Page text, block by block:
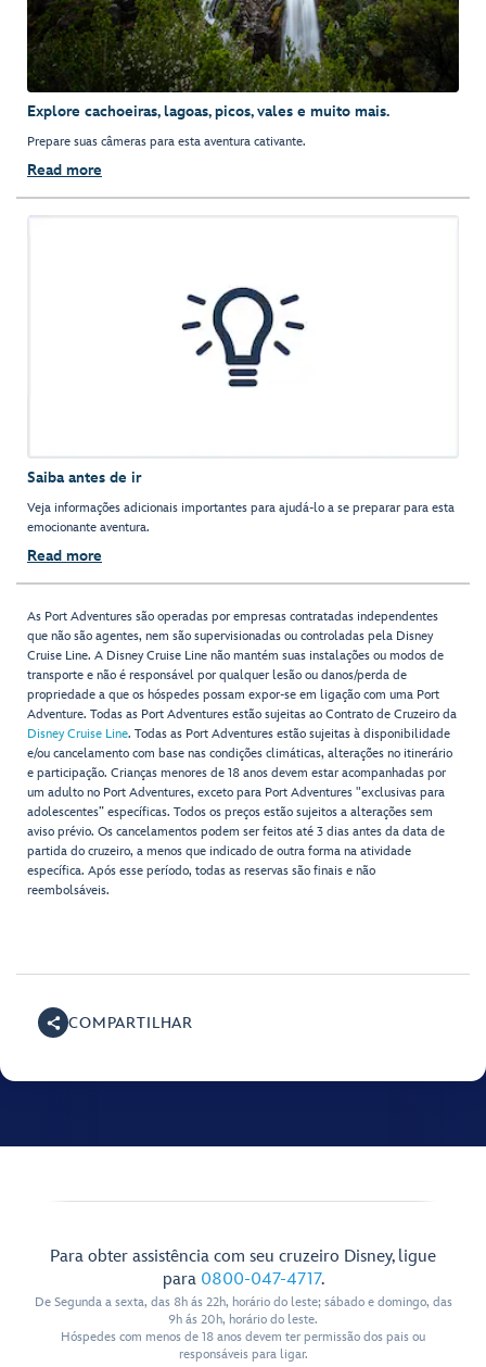
Explore cachoeiras, lagoas, picos, vales e muito mais.
Prepare suas câmeras para esta aventura cativante.
Read more
Saiba antes de ir
Veja informações adicionais importantes para ajudá-lo a se preparar para esta
emocionante aventura.
Read more
As Port Adventures são operadas por empresas contratadas independentes
que não são agentes, nem são supervisionadas ou controladas pela Disney
Cruise Line. A Disney Cruise Line não mantém suas instalações ou modos de
transporte e não é responsável por qualquer lesão ou danos/perda de
propriedade a que os hóspedes possam expor-se em ligação com uma Port
Adventure. Todas as Port Adventures estão sujeitas ao Contrato de Cruzeiro da
Disney Cruise Line. Todas as Port Adventures estão sujeitas à disponibilidade
e/ou cancelamento com base nas condições climáticas, alterações no itinerário
e participação. Crianças menores de 18 anos devem estar acompanhadas por
um adulto no Port Adventures, exceto para Port Adventures "exclusivas para
adolescentes” específicas. Todos os preços estão sujeitos a alterações sem
aviso prévio. Os cancelamentos podem ser feitos até 3 dias antes da data de
partida do cruzeiro, a menos que indicado de outra forma na atividade
específica. Após esse período, todas as reservas são finais e não
reembolsáveis.
COMPARTILHAR
Para obter assistência com seu cruzeiro Disney, ligue
para 0800-047-4717.
De Segunda a sexta, das 8h ás 22h, horário do leste; sábado e domingo, das
9h ás 20h, horário do leste.
Hóspedes com menos de 18 anos devem ter permissão dos pais ou
responsáveis para ligar.